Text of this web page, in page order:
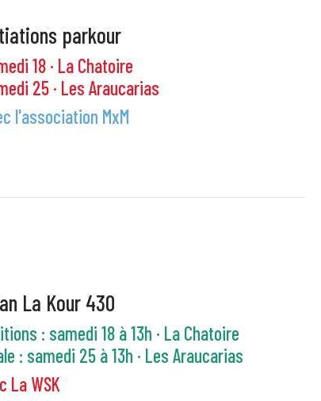
parkour
18 · La Chatoire
25 · Les Araucarias
l'association MxM
La Kour 430
: samedi 18 à 13h · La Chatoire
: samedi 25 à 13h · Les Araucarias
La WSK